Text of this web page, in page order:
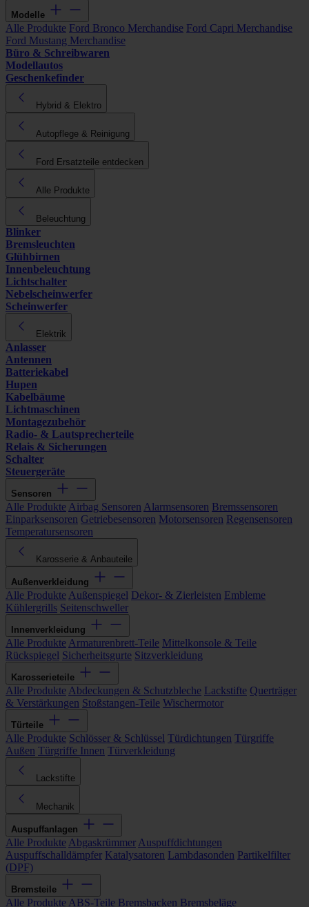
Modelle
Alle Produkte Ford Bronco Merchandise Ford Capri Merchandise
Ford Mustang Merchandise
Büro & Schreibwaren
Modellautos
Geschenkefinder
Hybrid & Elektro
Autopflege & Reinigung
Ford Ersatzteile entdecken
Alle Produkte
Beleuchtung
Blinker
Bremsleuchten
Glühbirnen
Innenbeleuchtung
Lichtschalter
Nebelscheinwerfer
Scheinwerfer
Elektrik
Anlasser
Antennen
Batteriekabel
Hupen
Kabelbäume
Lichtmaschinen
Montagezubehör
Radio- & Lautsprecherteile
Relais & Sicherungen
Schalter
Steuergeräte
Sensoren
Alle Produkte Airbag Sensoren Alarmsensoren Bremssensoren
Einparksensoren Getriebesensoren Motorsensoren Regensensoren
Temperatursensoren
Karosserie & Anbauteile
Außenverkleidung
Alle Produkte Außenspiegel Dekor- & Zierleisten Embleme
Kühlergrills Seitenschweller
Innenverkleidung
Alle Produkte Armaturenbrett-Teile Mittelkonsole & Teile
Rückspiegel Sicherheitsgurte Sitzverkleidung
Karosserieteile
Alle Produkte Abdeckungen & Schutzbleche Lackstifte Querträger
& Verstärkungen Stoßstangen-Teile Wischermotor
Türteile
Alle Produkte Schlösser & Schlüssel Türdichtungen Türgriffe
Außen Türgriffe Innen Türverkleidung
Lackstifte
Mechanik
Auspuffanlagen
Alle Produkte Abgaskrümmer Auspuffdichtungen
Auspuffschalldämpfer Katalysatoren Lambdasonden Partikelfilter
(DPF)
Bremsteile
Alle Produkte ABS-Teile Bremsbacken Bremsbeläge